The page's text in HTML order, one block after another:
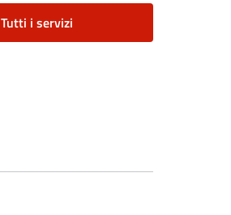
Tutti i servizi